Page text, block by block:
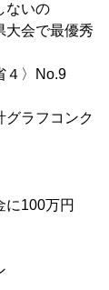
ないの
会で最優秀
４〉No.9
ラフコンク
100万円